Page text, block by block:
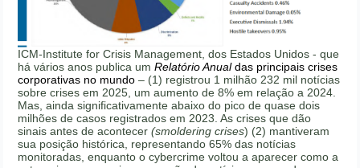
ICM-Institute for Crisis Management, dos Estados Unidos - que
há vários anos publica umRelatório Anualdas principais crises
corporativas no mundo – (1) registrou 1 milhão 232 mil notícias
sobre crises em 2025, um aumento de 8% em relação a 2024.
Mas, ainda significativamente abaixo do pico de quase dois
milhões de casos registrados em 2023. As crises que dão
sinais antes de acontecer(smoldering crises) (2) mantiveram
sua posição histórica, representando 65% das notícias
monitoradas, enquanto o cybercrime voltou a aparecer como a